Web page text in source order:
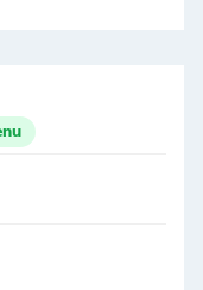
podlahy.
tašky nebo
do
realizaci
na veřejný
a optický